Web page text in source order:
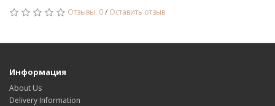
Отзывы: 0/ Оставить отзыв
Информация
About Us
Delivery Information